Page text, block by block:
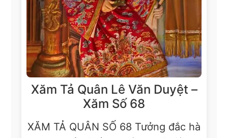
Xăm Tả Quân Lê Văn Duyệt –
Xăm Số 68
XĂM TẢ QUÂN SỐ 68 Tưởng đắc hà